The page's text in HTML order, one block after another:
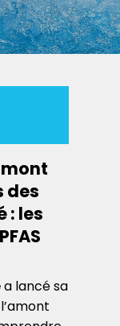
des
: les
a lancé sa